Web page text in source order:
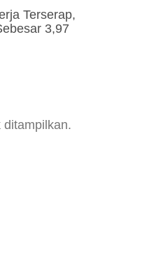
Terserap,
3,97
ditampilkan.